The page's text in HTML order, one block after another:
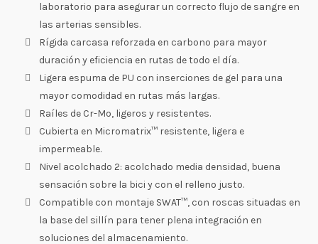
laboratorio para asegurar un correcto flujo de sangre en
las arterias sensibles.
Rígida carcasa reforzada en carbono para mayor
duración y eficiencia en rutas de todo el día.
Ligera espuma de PU con inserciones de gel para una
mayor comodidad en rutas más largas.
Raíles de Cr-Mo, ligeros y resistentes.
Cubierta en Micromatrix™ resistente, ligera e
impermeable.
Nivel acolchado 2: acolchado media densidad, buena
sensación sobre la bici y con el relleno justo.
Compatible con montaje SWAT™, con roscas situadas en
la base del sillín para tener plena integración en
soluciones del almacenamiento.